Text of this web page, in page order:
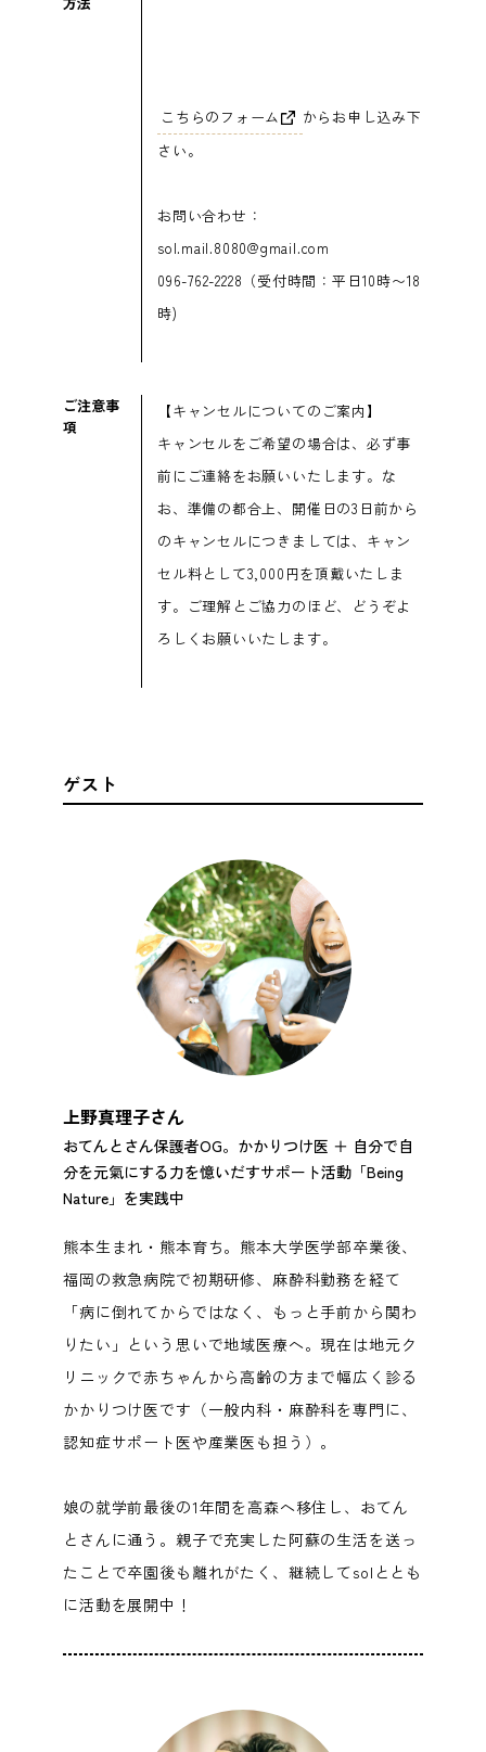
こちらのフォーム
からお申し込み下
さい。
お問い合わせ：
sol.mail.8080@gmail.com
096-762-2228（受付時間：平日10時〜18
時)
ご注意事
項
【キャンセルについてのご案内】
キャンセルをご希望の場合は、必ず事
前にご連絡をお願いいたします。な
お、準備の都合上、開催日の3日前から
のキャンセルにつきましては、キャン
セル料として3,000円を頂戴いたしま
す。ご理解とご協力のほど、どうぞよ
ろしくお願いいたします。
ゲスト
上野真理子さん
おてんとさん保護者OG。かかりつけ医 ＋ 自分で自
分を元氣にする力を憶いだすサポート活動「Being
Nature」を実践中
熊本生まれ・熊本育ち。熊本大学医学部卒業後、
福岡の救急病院で初期研修、麻酔科勤務を経て
「病に倒れてからではなく、もっと手前から関わ
りたい」という思いで地域医療へ。現在は地元ク
リニックで赤ちゃんから高齢の方まで幅広く診る
かかりつけ医です（一般内科・麻酔科を専門に、
認知症サポート医や産業医も担う）。
娘の就学前最後の1年間を高森へ移住し、おてん
とさんに通う。親子で充実した阿蘇の生活を送っ
たことで卒園後も離れがたく、継続してsolととも
に活動を展開中！